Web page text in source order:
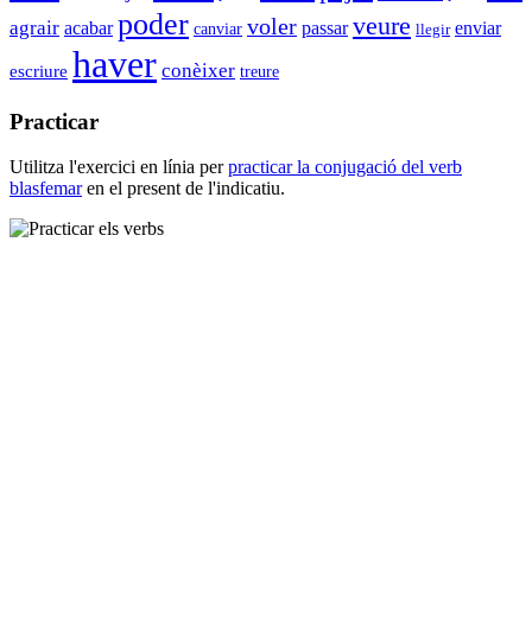
agrair acabar poder canviar voler passar veure llegir enviar
escriure haver conèixer treure
Practicar
Utilitza l'exercici en línia perpracticar la conjugació del verb
blasfemaren el present de l'indicatiu.